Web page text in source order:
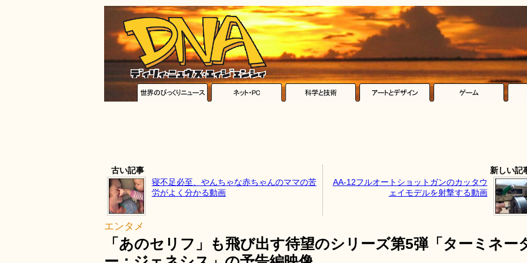
古い記事
寝不足必至、やんちゃな赤ちゃんのママの苦
労がよく分かる動画
新しい記
AA-12フルオートショットガンのカッタウ
ェイモデルを射撃する動画
エンタメ
「あのセリフ」も飛び出す待望のシリーズ第5弾「ターミネー